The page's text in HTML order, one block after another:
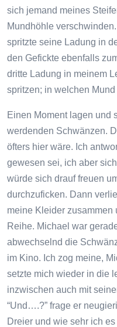
sich jemand meines
Mundhöhle
spritzte seine Ladung in
den Gefickte ebenfalls
dritte Ladung in meinem
spritzen; in welchen
Einen Moment lagen und
werdenden Schwänzen.
öfters hier wäre. Ich
gewesen sei, ich aber
würde sich drauf freuen
durchzuficken. Dann
meine Kleider zusammen
Reihe. Michael war
abwechselnd die
im Kino. Ich zog meine,
setzte mich wieder in die
inzwischen auch mit
“Und….?” frage er
Dreier und wie sehr ich